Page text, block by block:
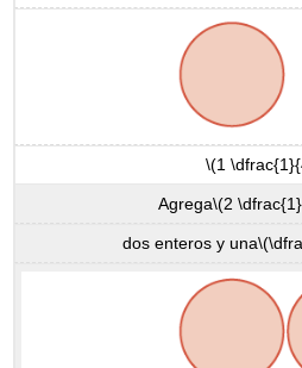
\(1
Agrega\(2
dos enteros y una